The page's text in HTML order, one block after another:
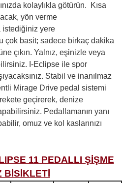
kolaylıkla götürün. Kısa
yön verme
istediğiniz yere
çok basit; sadece birkaç dakika
çıkın. Yalnız, eşinizle veya
I-Eclipse ile spor
Stabil ve inanılmaz
Mirage Drive pedal sistemi
geçirerek, denize
Pedallamanın yanı
omuz ve kol kaslarınızı
11 PEDALLI ŞİŞME
BİSİKLETİ